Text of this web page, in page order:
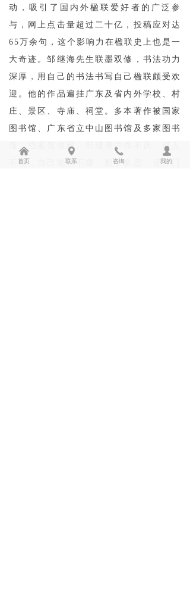
动，吸引了国内外楹联爱好者的广泛参
与，网上点击量超过二十亿，投稿应对达
65万余句，这个影响力在楹联史上也是一
大奇迹。邹继海先生联墨双修，书法功力
深厚，用自己的书法书写自己楹联颇受欢
迎。他的作品遍挂广东及省内外学校、村
庄、景区、寺庙、祠堂。多本著作被国家
图书馆、广东省立中山图书馆及多家图书
馆、档案馆收藏。邹继海学而不厌，诲人
不倦，自己笔耕不辍、勤学多思，还开门
낀
首页
넹
联系
끅
咨询
넙
我的